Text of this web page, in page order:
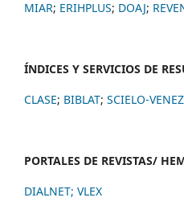
MIAR; ERIHPLUS; DOAJ;
ÍNDICES Y SERVICIOS DE
CLASE; BIBLAT; SCIELO-
PORTALES DE REVISTAS/
DIALNET; VLEX